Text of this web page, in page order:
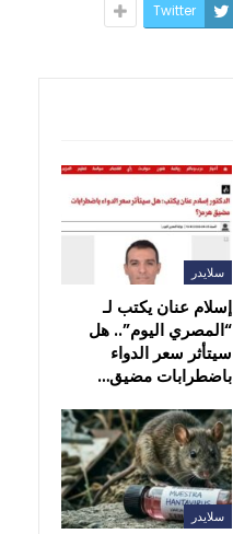
Twitter
سلايدر
إسلام عنان يكتب لـ
“المصري اليوم”.. هل
سيتأثر سعر الدواء
باضطرابات مضيق…
سلايدر